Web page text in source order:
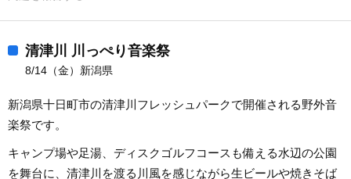
清津川 川っぺり音楽祭
8/14（金）新潟県
新潟県十日町市の清津川フレッシュパークで開催される野外音
楽祭です。
キャンプ場や足湯、ディスクゴルフコースも備える水辺の公園
を舞台に、清津川を渡る川風を感じながら生ビールや焼きそば